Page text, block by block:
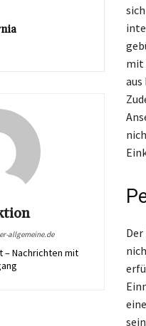
allgemeine.de
– Nachrichten mit
mit